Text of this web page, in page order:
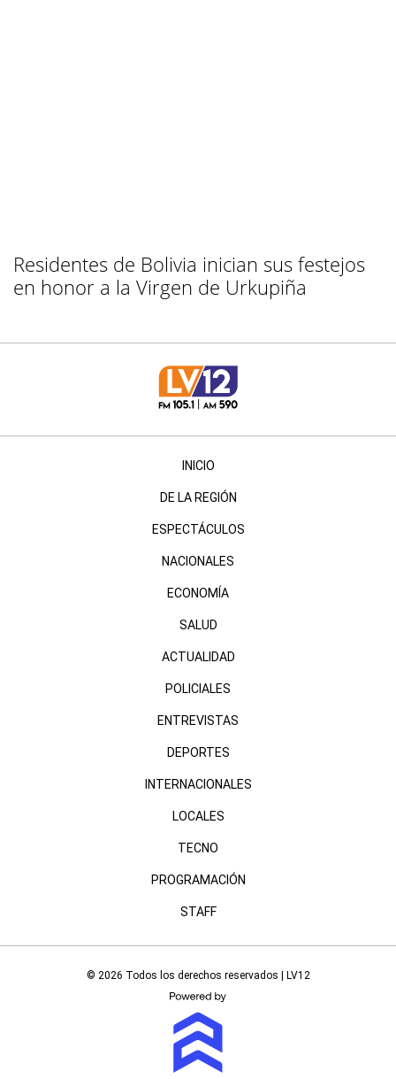
Residentes de Bolivia inician sus festejos
en honor a la Virgen de Urkupiña
INICIO
DE LA REGIÓN
ESPECTÁCULOS
NACIONALES
ECONOMÍA
SALUD
ACTUALIDAD
POLICIALES
ENTREVISTAS
DEPORTES
INTERNACIONALES
LOCALES
TECNO
PROGRAMACIÓN
STAFF
© 2026 Todos los derechos reservados | LV12